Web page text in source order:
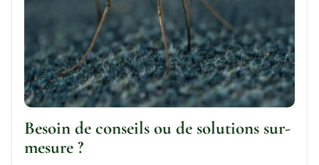
Besoin de conseils ou de solutions sur-
mesure ?